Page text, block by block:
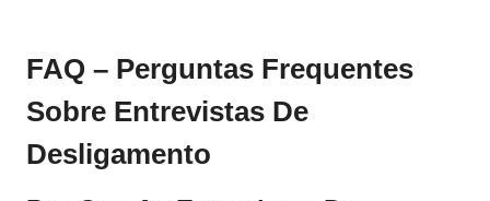
FAQ – Perguntas Frequentes
Sobre Entrevistas De
Desligamento